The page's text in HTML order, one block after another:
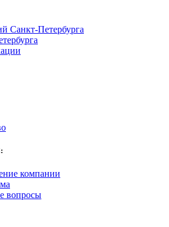
Санкт-Петербурга
компании
вопросы